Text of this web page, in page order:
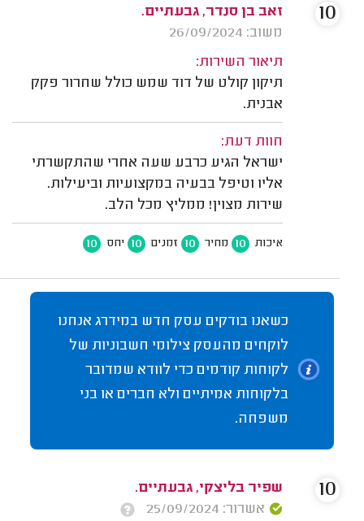
זאב בן סנדר, גבעתיים.
משוב: 26/09/2024
תיאור השירות:
תיקון קולט של דוד שמש כולל שחרור פקק
אבנית.
חוות דעת:
ישראל הגיע כרבע שעה אחרי שהתקשרתי
אליו וטיפל בבעיה במקצועיות וביעילות.
שירות מצוין! ממליץ מכל הלב.
איכות 10 מחיר 10 זמנים 10 יחס 10
10
כשאנו בודקים עסק חדש במידרג אנחנו
לוקחים מהעסק צילומי חשבוניות של
לקוחות קודמים כדי לוודא שמדובר
בלקוחות אמיתיים ולא חברים או בני
משפחה.
שפיר בליצקי, גבעתיים.
אשרור: 25/09/2024
10